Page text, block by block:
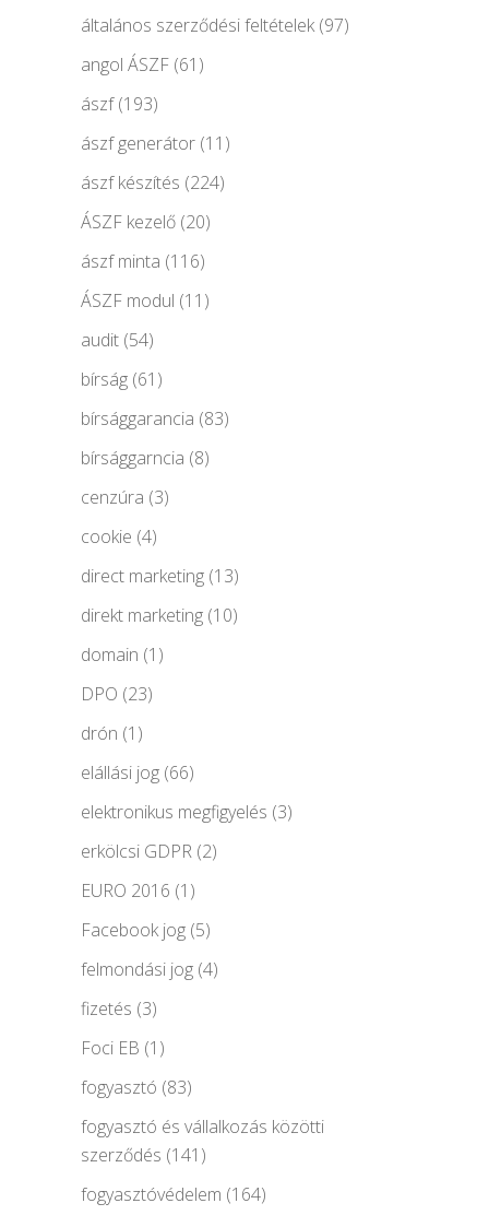
általános szerződési feltételek(97)
angol ÁSZF (61)
ászf(193)
ászf generátor (11)
ászf készítés (224)
ÁSZF kezelő (20)
ászf minta (116)
ÁSZF modul (11)
audit (54)
bírság (61)
bírsággarancia (83)
bírsággarncia (8)
cenzúra (3)
cookie (4)
direct marketing (13)
direkt marketing (10)
domain (1)
DPO (23)
drón (1)
elállási jog (66)
elektronikus megfigyelés (3)
erkölcsi GDPR (2)
EURO 2016 (1)
Facebook jog (5)
felmondási jog (4)
fizetés (3)
Foci EB (1)
fogyasztó (83)
fogyasztó és vállalkozás közötti
szerződés (141)
fogyasztóvédelem (164)